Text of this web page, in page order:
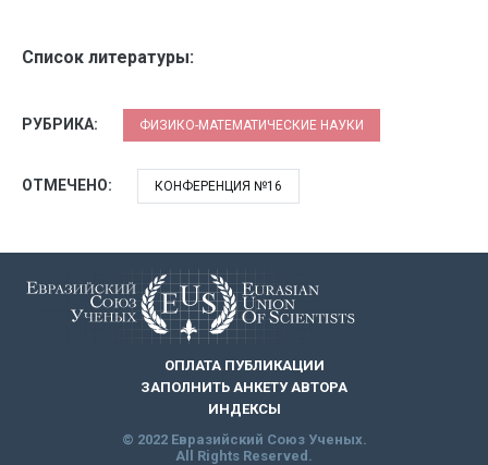
Список литературы:
РУБРИКА: ФИЗИКО-МАТЕМАТИЧЕСКИЕ НАУКИ
ОТМЕЧЕНО: КОНФЕРЕНЦИЯ №16
ОПЛАТА ПУБЛИКАЦИИ
ЗАПОЛНИТЬ АНКЕТУ АВТОРА
ИНДЕКСЫ
© 2022 Евразийский Союз Ученых.
All Rights Reserved.